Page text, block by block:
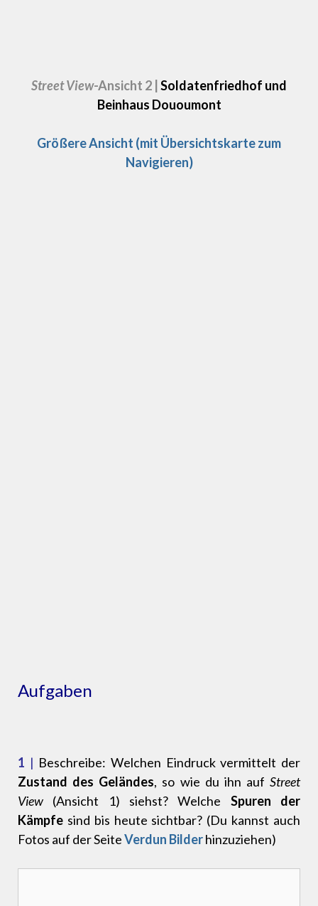
Street View-Ansicht 2 Soldatenfriedhof und
Beinhaus Dououmont
Größere Ansicht (mit Übersichtskarte zum
Navigieren)
Aufgaben
1 | Beschreibe: Welchen Eindruck vermittelt der
Zustand des Geländes, so wie du ihn auf Street
View (Ansicht 1) siehst? Welche Spuren der
Kämpfe sind bis heute sichtbar? (Du kannst auch
Fotos auf der SeiteVerdun Bilderhinzuziehen)